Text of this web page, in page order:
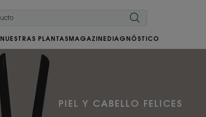
NUESTRAS PLANTASMAGAZINE DIAGNÓSTICO
PIEL Y CABELLO FELICES